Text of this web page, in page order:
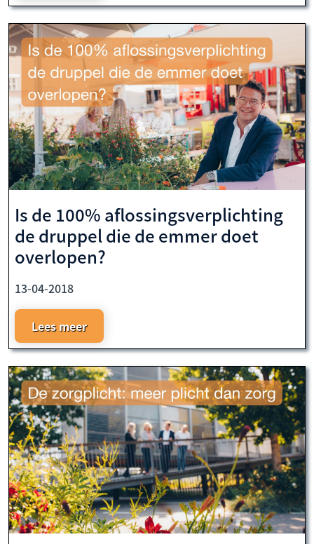
Is de 100% aflossingsverplichting
de druppel die de emmer doet
overlopen?
13-04-2018
Lees meer